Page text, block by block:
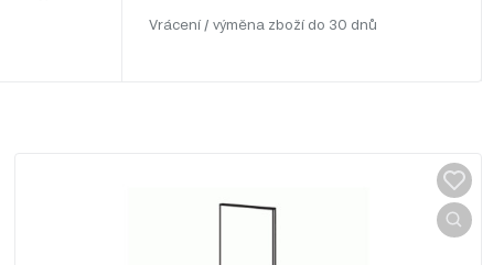
Vrácení / výměna zboží do 30 dnů